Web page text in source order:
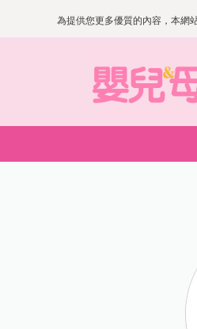
為提供您更多優質的內容，本網